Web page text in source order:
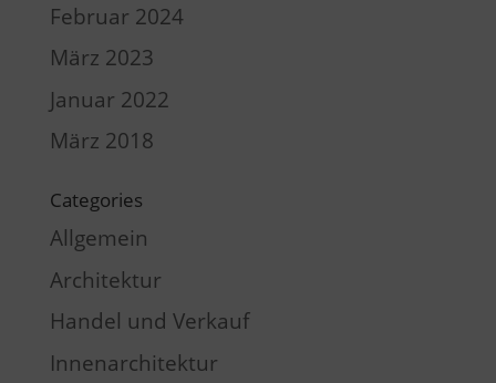
Februar 2024
März 2023
Januar 2022
März 2018
Categories
Allgemein
Architektur
Handel und Verkauf
Innenarchitektur